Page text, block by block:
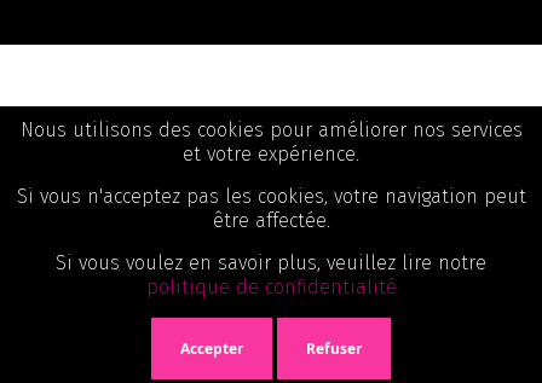
Nous utilisons des cookies pour améliorer nos services
et votre expérience.
Si vous n'acceptez pas les cookies, votre navigation peut
être affectée.
Si vous voulez en savoir plus, veuillez lire notre
politique de confidentialité
Accepter Refuser
Informations
2026 Ellepi - Site réalisé par Digitgold.